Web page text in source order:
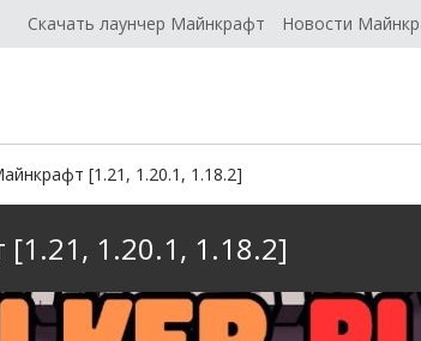
Скачать лаунчер Майнкрафт Новости
[1.21, 1.20.1, 1.18.2]
1.20.1, 1.18.2]